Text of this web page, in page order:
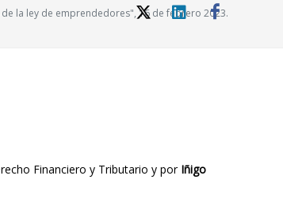
la ley de emprendedores", 16 de febrero 2023.
Financiero y Tributario y porIñigo